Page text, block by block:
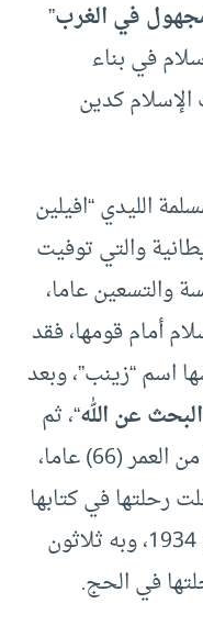
في الغرب”
في بناء
كدين
الليدي “افيلين
والتي توفيت
والتسعين عاما،
أمام قومها، فقد
لنفسها اسم “زينب”، وبعد
البحث عن الله“، ثم
أدت الحج سنة 1933، وهي تبلغ من العمر (66) عاما،
رحلتها في كتابها
” صدر عام 1934، وبه ثلاثون
في الحج.